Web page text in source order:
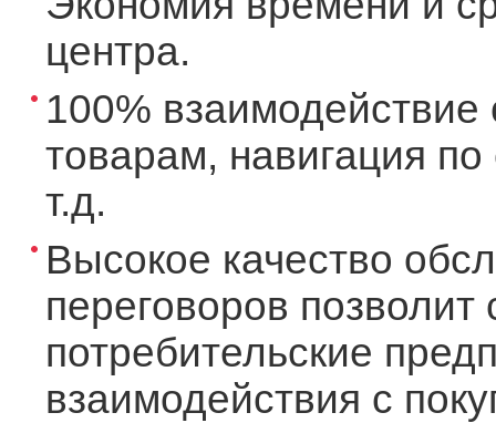
центра.
100% взаимодействие
товарам, навигация
т.д.
Высокое качество
переговоров
потребительские
взаимодействия с